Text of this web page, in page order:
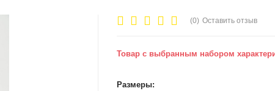
(0) Оставить отзыв
Товар с выбранным набором
Размеры: